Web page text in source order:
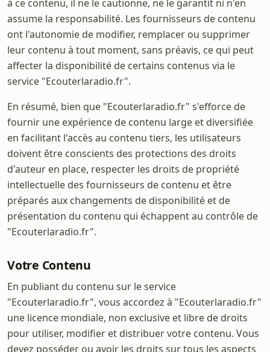
à ce contenu, il ne le cautionne, ne le garantit ni n'en
assume la responsabilité. Les fournisseurs de contenu
ont l'autonomie de modifier, remplacer ou supprimer
leur contenu à tout moment, sans préavis, ce qui peut
affecter la disponibilité de certains contenus via le
service "Ecouterlaradio.fr".
En résumé, bien que "Ecouterlaradio.fr" s'efforce de
fournir une expérience de contenu large et diversifiée
en facilitant l'accès au contenu tiers, les utilisateurs
doivent être conscients des protections des droits
d'auteur en place, respecter les droits de propriété
intellectuelle des fournisseurs de contenu et être
préparés aux changements de disponibilité et de
présentation du contenu qui échappent au contrôle de
"Ecouterlaradio.fr".
Votre Contenu
En publiant du contenu sur le service
"Ecouterlaradio.fr", vous accordez à "Ecouterlaradio.fr"
une licence mondiale, non exclusive et libre de droits
pour utiliser, modifier et distribuer votre contenu. Vous
devez posséder ou avoir les droits sur tous les aspects